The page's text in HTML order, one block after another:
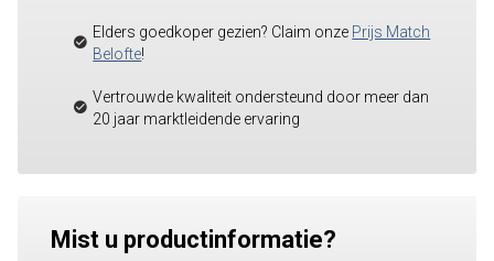
Elders goedkoper gezien? Claim onze Prijs Match
Belofte!
Vertrouwde kwaliteit ondersteund door meer dan
20 jaar marktleidende ervaring
Mist u productinformatie?